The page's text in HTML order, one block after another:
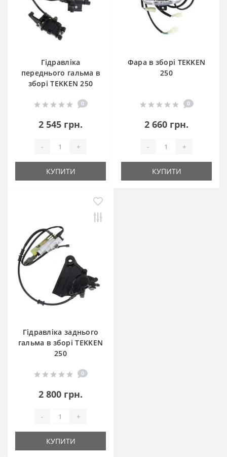
Гідравліка
переднього гальма в
зборі TEKKEN 250
0
2 545 грн.
- +
КУПИТИ
Фара в зборі TEKKEN
250
0
2 660 грн.
- +
КУПИТИ
Гідравліка заднього
гальма в зборі TEKKEN
250
0
2 800 грн.
- +
КУПИТИ